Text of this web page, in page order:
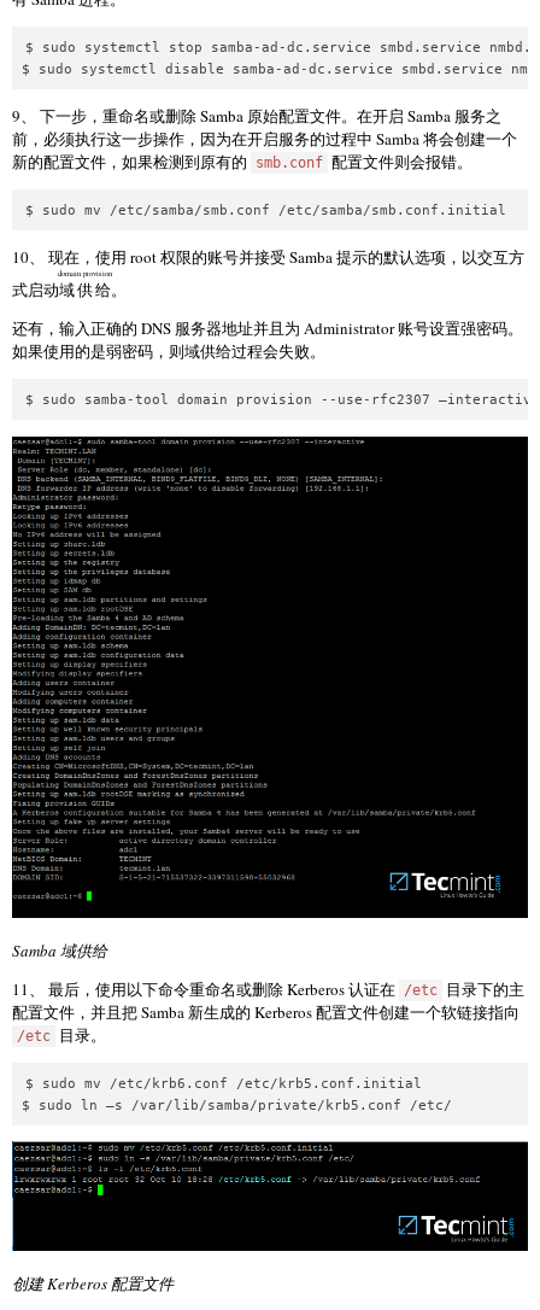
$ sudo systemctl stop samba-ad-dc.service smbd.service
9、 下一步，重命名或删除 Samba 原始配置文件。在开启 Samba 服务之
前，必须执行这一步操作，因为在开启服务的过程中 Samba 将会创建一个
新的配置文件，如果检测到原有的
smb.conf 配置文件则会报错。
10、 现在，使用 root 权限的账号并接受 Samba 提示的默认选项，以交互方
式启动域供给
domain provision
。
还有，输入正确的 DNS 服务器地址并且为 Administrator 账号设置强密码。
如果使用的是弱密码，则域供给过程会失败。
Samba 域供给
11、 最后，使用以下命令重命名或删除 Kerberos 认证在 /etc 目录下的主
配置文件，并且把 Samba 新生成的 Kerberos 配置文件创建一个软链接指向
/etc 目录。
$ sudo mv /etc/krb6.conf /etc/krb5.conf.initial
创建 Kerberos 配置文件